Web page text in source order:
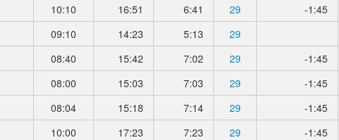
10:10 16:51 6:41 29 -1:45
09:10 14:23 5:13 29
08:40 15:42 7:02 29 -1:45
08:00 15:03 7:03 29 -1:45
08:04 15:18 7:14 29 -1:45
10:00 17:23 7:23 29 -1:45